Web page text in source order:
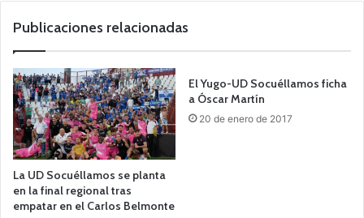
Publicaciones relacionadas
La UD Socuéllamos se planta
en la final regional tras
empatar en el Carlos Belmonte
El Yugo-UD Socuéllamos ficha
a Óscar Martín
20 de enero de 2017